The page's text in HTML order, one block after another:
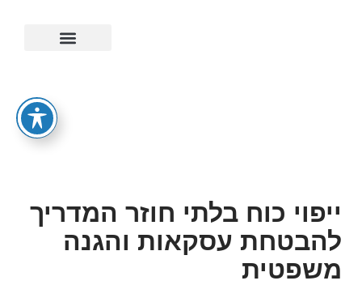
ייפוי כוח בלתי חוזר המדריך
להבטחת עסקאות והגנה
משפטית